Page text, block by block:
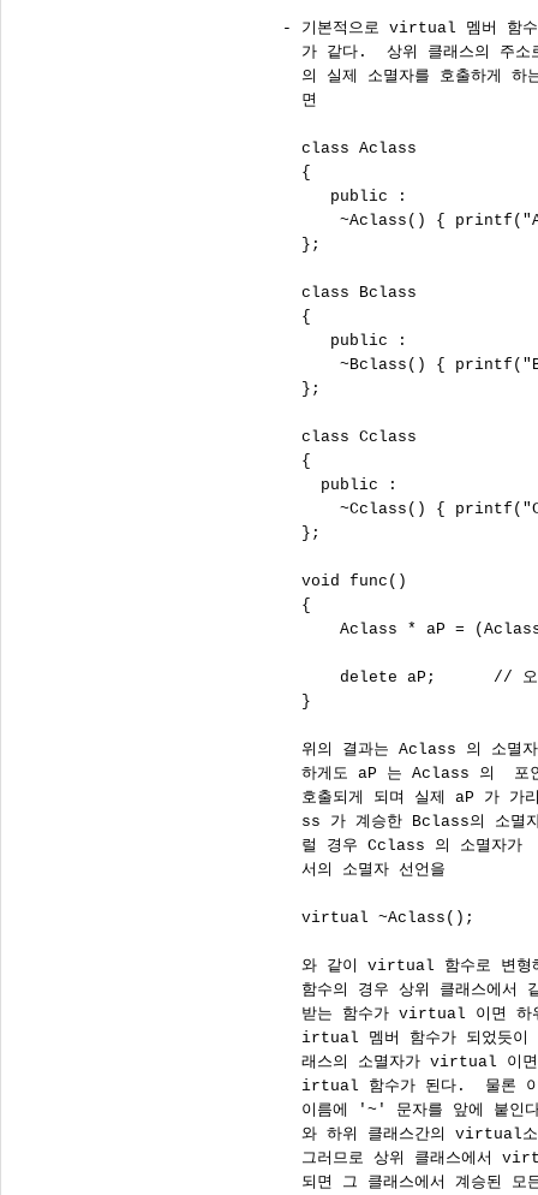
- 기본적으로 virtual 멤버 함
가 같다.  상위 클래스의 주소
의 실제 소멸자를 호출하게 하
      면
      class Aclass
      {
         public :
~Aclass() {
      };
      class Bclass
      {
         public :
~Bclass() {
      };
      class Cclass
      {
        public :
~Cclass() {
      };
      void func()
      {
Aclass * aP =
delete aP;      // 오
      }
위의 결과는 Aclass 의 소멸
하게도 aP 는 Aclass 의  포
호출되게 되며 실제 aP 가 가
ss 가 계승한 Bclass의 소멸
럴 경우 Cclass 의 소멸자가
      서의 소멸자 선언을
      virtual ~Aclass();
와 같이 virtual 함수로 변
함수의 경우 상위 클래스에서
받는 함수가 virtual 이면 하
irtual 멤버 함수가 되었듯이
래스의 소멸자가 virtual 이
irtual 함수가 된다.  물론
이름에 '~' 문자를 앞에 붙인
와 하위 클래스간의 virtual소
그러므로 상위 클래스에서
되면 그 클래스에서 계승된 모